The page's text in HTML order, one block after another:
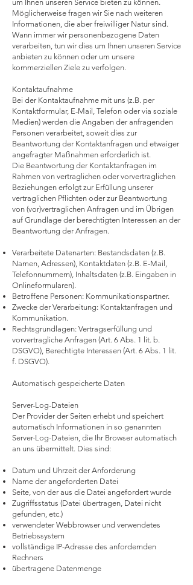
um Ihnen unseren Service bieten zu können.
Möglicherweise fragen wir Sie nach weiteren
Informationen, die aber freiwilliger Natur sind.
Wann immer wir personenbezogene Daten
verarbeiten, tun wir dies um Ihnen unseren Service
anbieten zu können oder um unsere
kommerziellen Ziele zu verfolgen.
Kontaktaufnahme
Bei der Kontaktaufnahme mit uns (z.B. per
Kontaktformular, E-Mail, Telefon oder via soziale
Medien) werden die Angaben der anfragenden
Personen verarbeitet, soweit dies zur
Beantwortung der Kontaktanfragen und etwaiger
angefragter Maßnahmen erforderlich ist.
Die Beantwortung der Kontaktanfragen im
Rahmen von vertraglichen oder vorvertraglichen
Beziehungen erfolgt zur Erfüllung unserer
vertraglichen Pflichten oder zur Beantwortung
von (vor)vertraglichen Anfragen und im Übrigen
auf Grundlage der berechtigten Interessen an der
Beantwortung der Anfragen.
Verarbeitete Datenarten: Bestandsdaten (z.B.
Namen, Adressen), Kontaktdaten (z.B. E-Mail,
Telefonnummern), Inhaltsdaten (z.B. Eingaben in
Onlineformularen).
Betroffene Personen: Kommunikationspartner.
Zwecke der Verarbeitung: Kontaktanfragen und
Kommunikation.
Rechtsgrundlagen: Vertragserfüllung und
vorvertragliche Anfragen (Art. 6 Abs. 1 lit. b.
DSGVO), Berechtigte Interessen (Art. 6 Abs. 1 lit.
f. DSGVO).
Automatisch gespeicherte Daten
Server-Log-Dateien
Der Provider der Seiten erhebt und speichert
automatisch Informationen in so genannten
Server-Log-Dateien, die Ihr Browser automatisch
an uns übermittelt. Dies sind:
Datum und Uhrzeit der Anforderung
Name der angeforderten Datei
Seite, von der aus die Datei angefordert wurde
Zugriffsstatus (Datei übertragen, Datei nicht
gefunden, etc.)
verwendeter Webbrowser und verwendetes
Betriebssystem
vollständige IP-Adresse des anfordernden
Rechners
übertragene Datenmenge